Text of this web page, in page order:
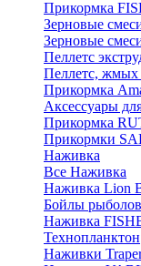
Прикормка
Зерновые
Зерновые
Пеллетс
Пеллетс, жмых
Прикормка
Аксессуары
Прикормка
Прикормки
Наживка
Все Наживка
Наживка Lion
Бойлы
Наживка
Технопланктон
Наживки